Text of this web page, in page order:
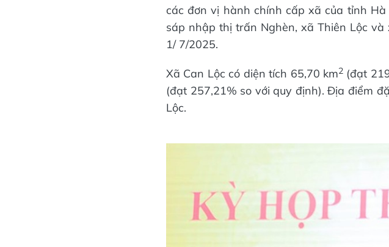
các đơn vị hành chính cấp xã của tỉnh
sáp nhập thị trấn Nghèn, xã Thiên Lộc
1/ 7/2025.
Xã Can Lộc có diện tích 65,70 km2(đạt
(đạt 257,21% so với quy định). Địa điểm
Lộc.